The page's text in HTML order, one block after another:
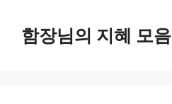
함장님의 지혜 모음